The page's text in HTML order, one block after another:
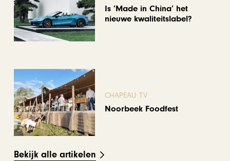
Is ‘Made in China’ het
nieuwe kwaliteitslabel?
CHAPEAU TV
Noorbeek Foodfest
Bekijk alle artikelen